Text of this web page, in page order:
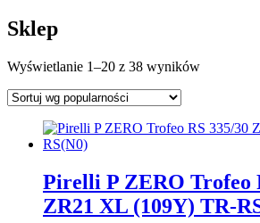
Sklep
Wyświetlanie 1–20 z 38 wyników
Pirelli P ZERO Trofeo
ZR21 XL (109Y) TR-